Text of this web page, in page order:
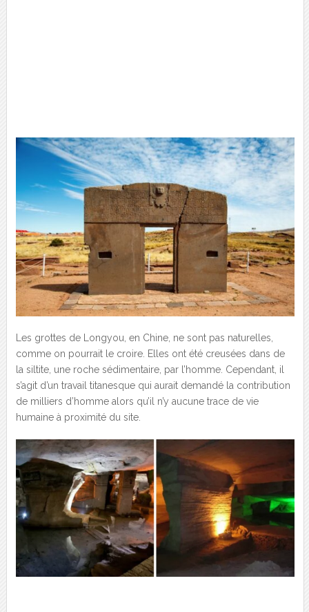
Les grottes de Longyou, en Chine, ne sont pas naturelles,
comme on pourrait le croire. Elles ont été creusées dans de
la siltite, une roche sédimentaire, par l’homme. Cependant, il
s’agit d’un travail titanesque qui aurait demandé la contribution
de milliers d’homme alors qu’il n’y aucune trace de vie
humaine à proximité du site.